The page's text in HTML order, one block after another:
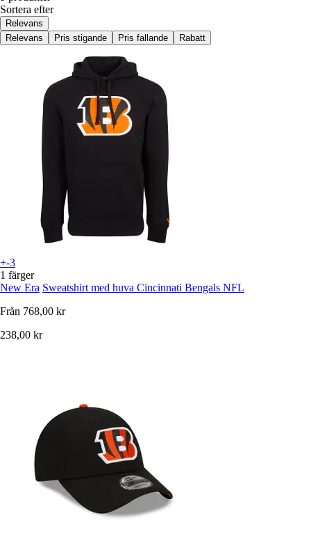
Sortera efter
Relevans
Relevans
Pris stigande Pris fallande Rabatt
+-3
1 färger
New Era Sweatshirt med huva Cincinnati Bengals NFL
Från 768,00 kr
238,00 kr